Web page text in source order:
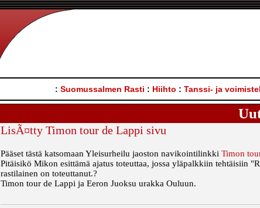
: Suomussalmen Rasti : Hiihto : Tanssi- ja
LisÃ¤tty Timon tour de Lappi sivu
Pääset tästä katsomaan Yleisurheilu jaoston navikointilinkki Timon
Pitäisikö Mikon esittämä ajatus toteuttaa, jossa yläpalkkiin tehtäisiin
rastilainen on toteuttanut.?
Timon tour de Lappi ja Eeron Juoksu urakka Ouluun.